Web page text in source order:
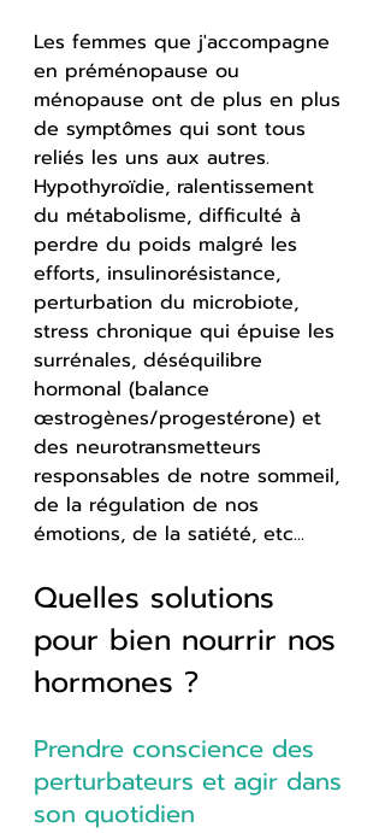
Les femmes que j'accompagne
en préménopause ou
ménopause ont de plus en plus
de symptômes qui sont tous
reliés les uns aux autres.
Hypothyroïdie, ralentissement
du métabolisme, difficulté à
perdre du poids malgré les
efforts, insulinorésistance,
perturbation du microbiote,
stress chronique qui épuise les
surrénales, déséquilibre
hormonal (balance
œstrogènes/progestérone) et
des neurotransmetteurs
responsables de notre sommeil,
de la régulation de nos
émotions, de la satiété, etc...
Quelles solutions
pour bien nourrir nos
hormones ?
Prendre conscience des
perturbateurs et agir dans
son quotidien